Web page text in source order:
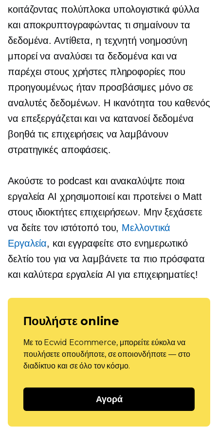
κοιτάζοντας πολύπλοκα υπολογιστικά φύλλα
και αποκρυπτογραφώντας τι σημαίνουν τα
δεδομένα. Αντίθετα, η τεχνητή νοημοσύνη
μπορεί να αναλύσει τα δεδομένα και να
παρέχει στους χρήστες πληροφορίες που
προηγουμένως ήταν προσβάσιμες μόνο σε
αναλυτές δεδομένων. Η ικανότητα του καθενός
να επεξεργάζεται και να κατανοεί δεδομένα
βοηθά τις επιχειρήσεις να λαμβάνουν
στρατηγικές αποφάσεις.
Ακούστε το podcast και ανακαλύψτε ποια
εργαλεία AI χρησιμοποιεί και προτείνει ο Matt
στους ιδιοκτήτες επιχειρήσεων. Μην ξεχάσετε
να δείτε τον ιστότοπό του, Μελλοντικά
Εργαλεία, και εγγραφείτε στο ενημερωτικό
δελτίο του για να λαμβάνετε τα πιο πρόσφατα
και καλύτερα εργαλεία AI για επιχειρηματίες!
Πουλήστε online
Με το Ecwid Ecommerce, μπορείτε εύκολα να
πουλήσετε οπουδήποτε, σε οποιονδήποτε — στο
διαδίκτυο και σε όλο τον κόσμο.
Αγορά